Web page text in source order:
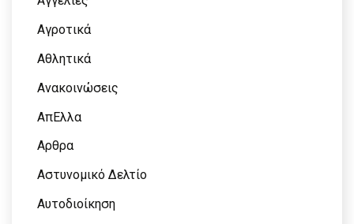
Αγροτικά
Αθλητικά
Ανακοινώσεις
ΑπΕλλα
Αρθρα
Αστυνομικό Δελτίο
Αυτοδιοίκηση